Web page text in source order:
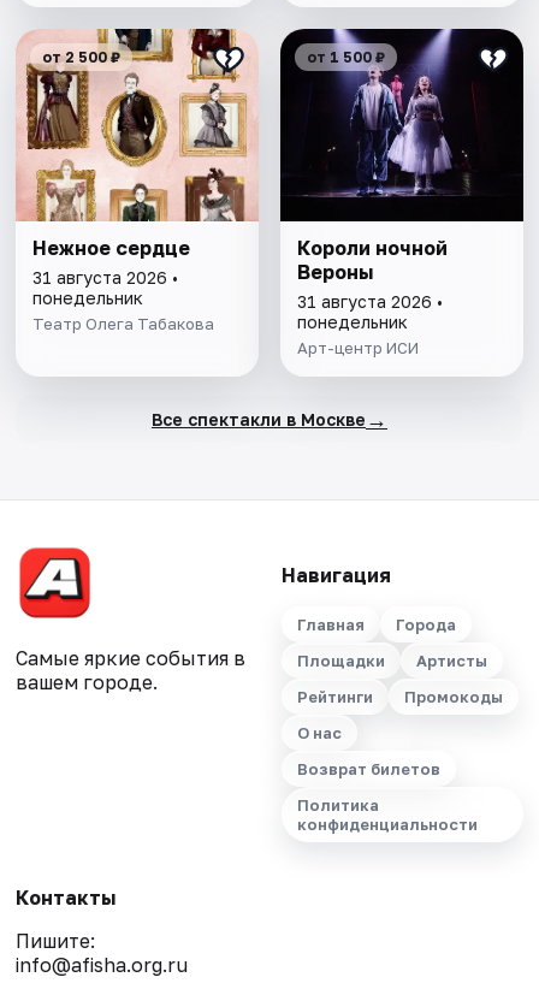
от 2 500 ₽
Нежное сердце
31 августа 2026 •
понедельник
Театр Олега Табакова
от 1 500 ₽
Короли ночной
Вероны
31 августа 2026 •
понедельник
Арт-центр ИСИ
Все спектакли в Москве →
Самые яркие события в
вашем городе.
Навигация
Главная
Города
Площадки
Артисты
Рейтинги
Промокоды
О нас
Возврат билетов
Политика
конфиденциальности
Контакты
Пишите:
info@afisha.org.ru